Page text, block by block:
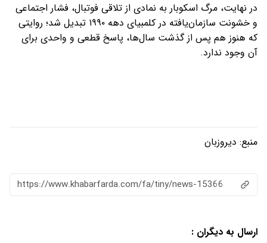
در نهایت، مرگ اسکوبار به نمادی از تلاقی فوتبال، فشار اجتماعی
و خشونت سازمان‌یافته در کلمبیای دهه ۱۹۹۰ تبدیل شد؛ روایتی
که هنوز هم پس از گذشت سال‌ها، پاسخ قطعی و واحدی برای
آن وجود ندارد.
منبع: دیروزبان
https://www.khabarfarda.com/fa/tiny/news-15366
ارسال به دیگران :